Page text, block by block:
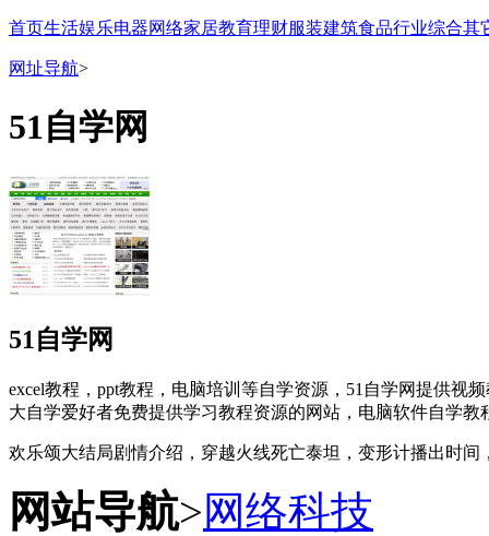
首页生活娱乐电器网络家居教育理财服装建筑食品行业综合其
网址导航>
51自学网
51自学网
excel教程，ppt教程，电脑培训等自学资源，51自学网提供视
大自学爱好者免费提供学习教程资源的网站，电脑软件自学
欢乐颂大结局剧情介绍，穿越火线死亡泰坦，变形计播出时
网站导航>网络科技